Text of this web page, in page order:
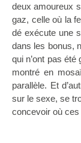
deux amoureux
gaz, celle où la
dé exécute une
dans les bonus,
qui n’ont pas été
montré en
parallèle. Et
sur le sexe, se
concevoir où